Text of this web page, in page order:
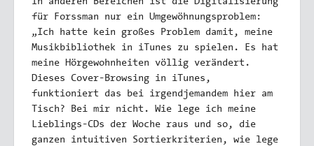
für Forssman nur ein Umgewöhnungsproblem:
„Ich hatte kein großes Problem damit, meine
Musikbibliothek in iTunes zu spielen. Es hat
meine Hörgewohnheiten völlig verändert.
Dieses Cover-Browsing in iTunes,
funktioniert das bei irgendjemandem hier am
Tisch? Bei mir nicht. Wie lege ich meine
Lieblings-CDs der Woche raus und so, die
ganzen intuitiven Sortierkriterien, wie lege